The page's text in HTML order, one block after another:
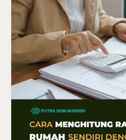
Cara
Menghitung
RAB
Bangun
Rumah
Sendiri
dengan
Tepat